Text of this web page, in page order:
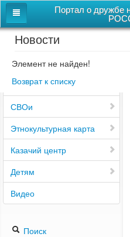
Портал о
Главная
Дом дружбы народов
Новости
СВОи
Этнокультурная карта
Казачий центр
Детям
Видео
Поиск
Новости
Элемент не найден!
Возврат к списку